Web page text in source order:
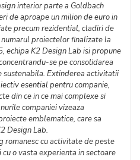
interior parte a Goldbach
de aproape un milion de euro in
precum rezidential, cladiri de
proiectelor finalizate la
echipa K2 Design Lab isi propune
se pe consolidarea
sustenabila. Extinderea activitatii
esential pentru companie,
din ce in ce mai complexe si
companiei vizeaza
emblematice, care sa
Design Lab.
romanesc cu activitate de peste
o vasta experienta in sectoare